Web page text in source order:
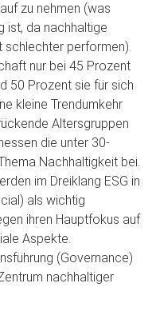
zu nehmen (was
ist, da nachhaltige
schlechter performen).
nur bei 45 Prozent
50 Prozent sie für sich
kleine Trendumkehr
Altersgruppen
die unter 30-
Nachhaltigkeit bei.
im Dreiklang ESG in
als wichtig
ihren Hauptfokus auf
Aspekte.
(Governance)
nachhaltiger